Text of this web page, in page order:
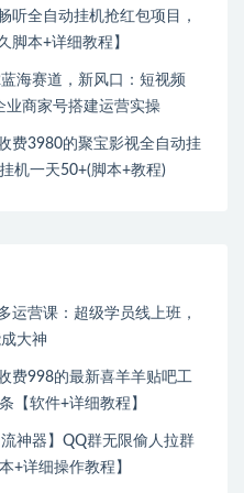
听全自动挂机抢红包项目，
脚本+详细教程】
海赛道，新风口：短视频
业商家号搭建运营实操
费3980的聚宝影视全自动挂
机一天50+(脚本+教程)
运营课：超级学员线上班，
大神
费998的最新喜羊羊贴吧工
【软件+详细教程】
流神器】QQ群无限偷人拉群
+详细操作教程】